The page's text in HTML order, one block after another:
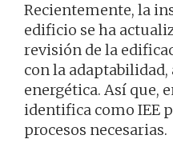
Recientemente, la
edificio se ha
revisión de la
con la
energética. Así que,
identifica como IEE
procesos necesarias.